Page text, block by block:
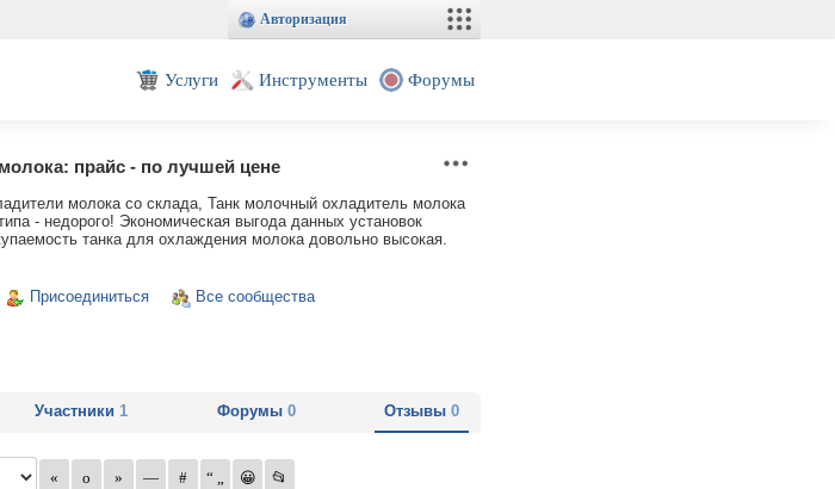
Авторизация
Услуги Инструменты Форумы
прайс - по лучшей цене
молока со склада, Танк молочный охладитель молока
- недорого! Экономическая выгода данных установок
танка для охлаждения молока довольно высокая.
Присоединиться Все сообщества
Участники1 Форумы 0 Отзывы 0